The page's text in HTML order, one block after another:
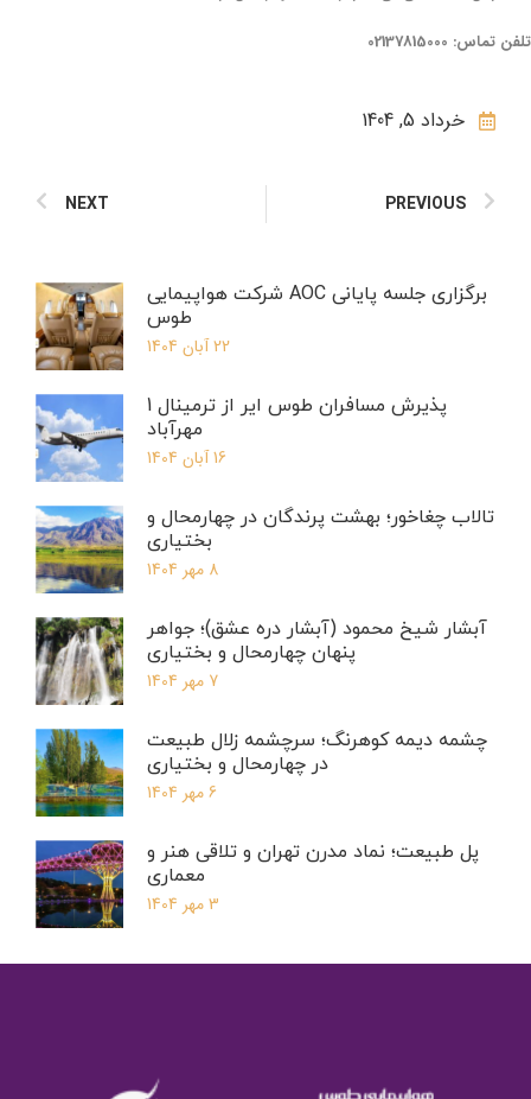
تلفن تماس: 02137815000
خرداد 5, 1404
PREVIOUS
NEXT
برگزاری جلسه پایانی AOC شرکت هواپیمایی
طوس
22 آبان 1404
پذیرش مسافران طوس ایر از ترمینال 1
مهرآباد
16 آبان 1404
تالاب چغاخور؛ بهشت پرندگان در چهارمحال و
بختیاری
8 مهر 1404
آبشار شیخ محمود (آبشار دره عشق)؛ جواهر
پنهان چهارمحال و بختیاری
7 مهر 1404
چشمه دیمه کوهرنگ؛ سرچشمه زلال طبیعت
در چهارمحال و بختیاری
6 مهر 1404
پل طبیعت؛ نماد مدرن تهران و تلاقی هنر و
معماری
3 مهر 1404